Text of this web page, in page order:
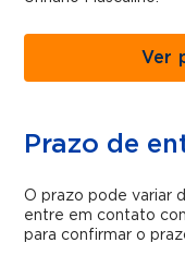
Ver
Prazo de
O prazo pode variar
entre em contato
para confirmar o